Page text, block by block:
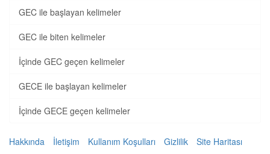
GEC ile başlayan kelimeler
GEC ile biten kelimeler
İçinde GEC geçen kelimeler
GECE ile başlayan kelimeler
İçinde GECE geçen kelimeler
Hakkında İletişim Kullanım Koşulları Gizlilik Site Haritası